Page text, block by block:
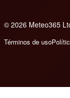
© 2026 Meteo365
Términos de uso